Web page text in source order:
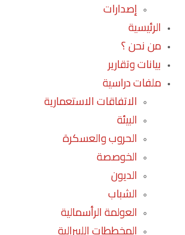
إصدارات
الرئيسية
من نحن ؟
بيانات وتقارير
ملفات دراسية
الاتفاقات الاستعمارية
البيئة
الحروب والعسكرة
الخوصصة
الديون
الشباب
العولمة الرأسمالية
المخططات الليبرالية